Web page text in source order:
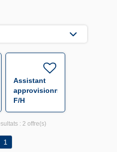
Assistant
approvisionneur
F/H
: 2 offre(s)
1